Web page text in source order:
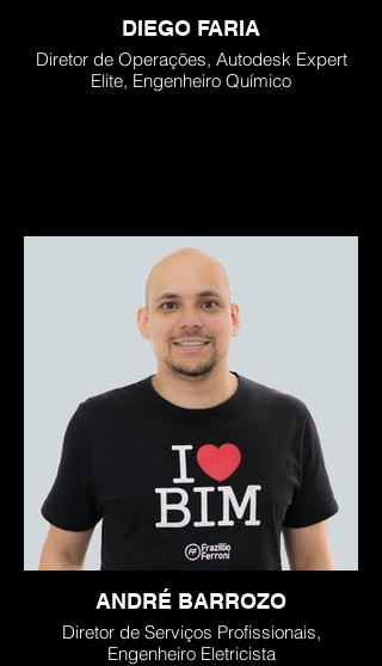
DIEGO FARIA
Diretor de Operações, Autodesk Expert
Elite, Engenheiro Químico
ANDRÉ BARROZO
Diretor de Serviços Profissionais,
Engenheiro Eletricista